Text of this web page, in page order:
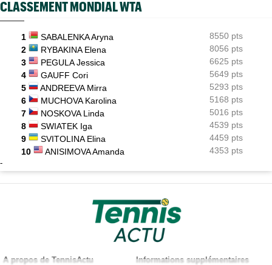
CLASSEMENT MONDIAL WTA
1 SABALENKA Aryna
8550 pts
2
RYBAKINA Elena
8056 pts
3
PEGULA Jessica
6625 pts
4
GAUFF Cori
5649 pts
5
ANDREEVA Mirra
5293 pts
6
MUCHOVA Karolina
5168 pts
7
NOSKOVA Linda
5016 pts
8
SWIATEK Iga
4539 pts
9
SVITOLINA Elina
4459 pts
10
ANISIMOVA Amanda 4353 pts
-
A propos de TennisActu Informations supplémentaires